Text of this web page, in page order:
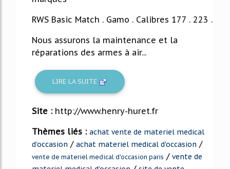
RWS Basic Match . Gamo . Calibres 177 . 223 .
Nous assurons la maintenance et la
réparations des armes à air...
LIRE LA SUITE
Site : http://www.henry-huret.fr
Thèmes liés : achat vente de materiel medical
d'occasion / achat materiel medical d'occasion /
vente de materiel medical d'occasion paris / vente de